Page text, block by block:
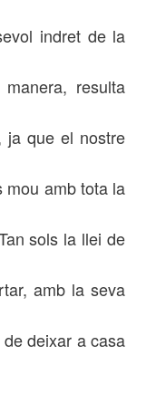
indret de la
resulta
ja que el nostre
mou amb tota la
sols la llei de
amb la seva
deixar a casa